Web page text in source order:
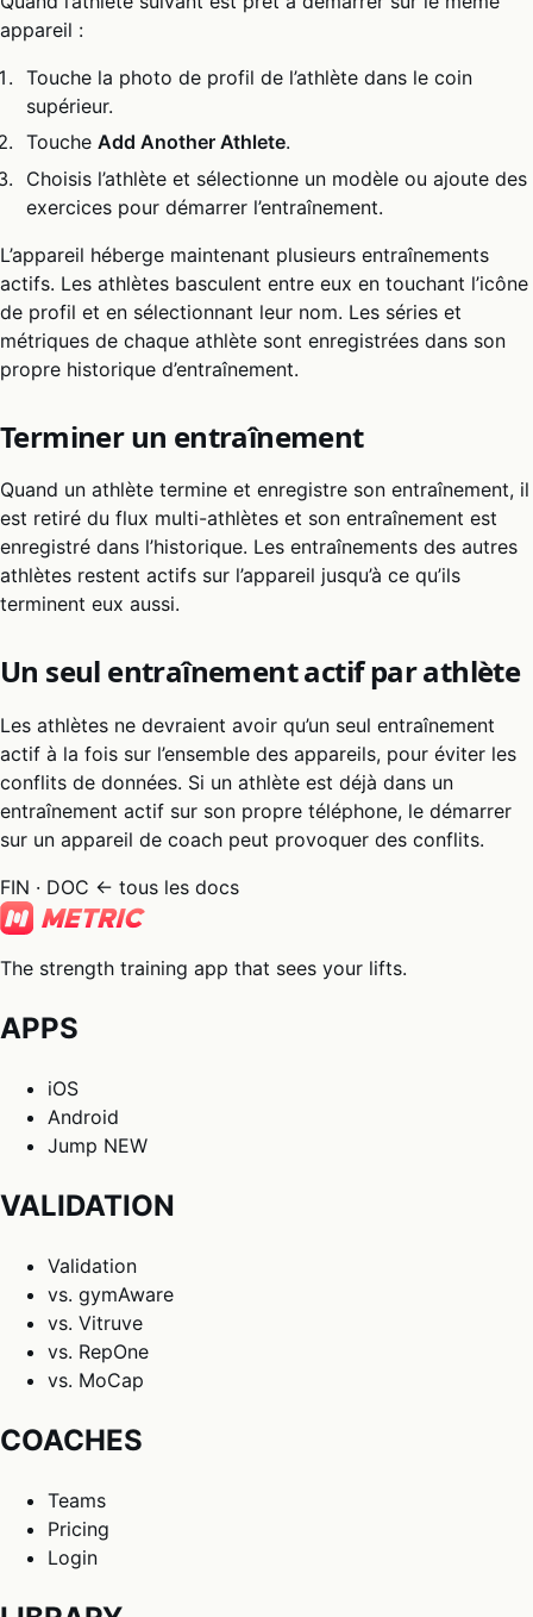
appareil :
Touche la photo de profil de l’athlète dans le coin
supérieur.
ToucheAdd Another Athlete.
Choisis l’athlète et sélectionne un modèle ou ajoute des
exercices pour démarrer l’entraînement.
L’appareil héberge maintenant plusieurs entraînements
actifs. Les athlètes basculent entre eux en touchant l’icône
de profil et en sélectionnant leur nom. Les séries et
métriques de chaque athlète sont enregistrées dans son
propre historique d’entraînement.
Terminer un entraînement
Quand un athlète termine et enregistre son entraînement, il
est retiré du flux multi-athlètes et son entraînement est
enregistré dans l’historique. Les entraînements des autres
athlètes restent actifs sur l’appareil jusqu’à ce qu’ils
terminent eux aussi.
Un seul entraînement actif par athlète
Les athlètes ne devraient avoir qu’un seul entraînement
actif à la fois sur l’ensemble des appareils, pour éviter les
conflits de données. Si un athlète est déjà dans un
entraînement actif sur son propre téléphone, le démarrer
sur un appareil de coach peut provoquer des conflits.
FIN · DOC ← tous les docs
The strength training app that sees your lifts.
APPS
iOS
Android
Jump NEW
VALIDATION
Validation
vs. gymAware
vs. Vitruve
vs. RepOne
vs. MoCap
COACHES
Teams
Pricing
Login